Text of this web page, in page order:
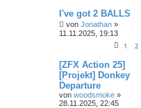
I've got 2 BALLS
von Jonathan »
11.11.2025, 19:13
1 2
[ZFX Action 25]
[Projekt] Donkey
Departure
von woodsmoke »
28.11.2025, 22:45